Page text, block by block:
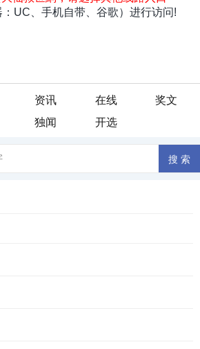
资讯 在线
奖文
独闻 开选
阵风， 我会轻柔的吹过游子的脸庞， 像母
假如有一天， 我变成了一场雨， 我会尽情
涸的良苗尽情享受绵绵...
诗读出相遇 倾听你那温暖的呼吸 我的文字
相思的诗章 读出缺爱的默契 寻找从云端酝
想过 会离幸福这么遥远 当我疲惫不堪时 站